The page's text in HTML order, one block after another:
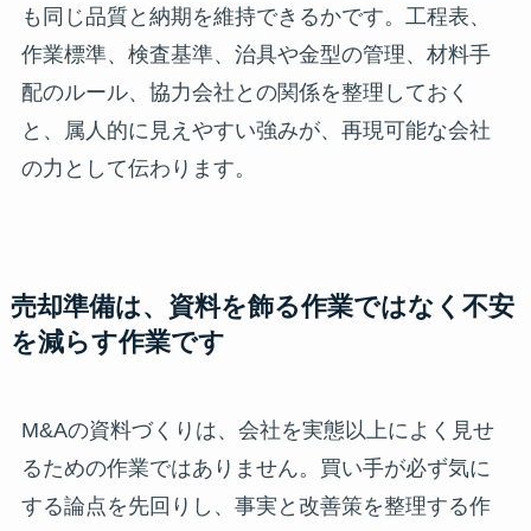
も同じ品質と納期を維持できるかです。工程表、
作業標準、検査基準、治具や金型の管理、材料手
配のルール、協力会社との関係を整理しておく
と、属人的に見えやすい強みが、再現可能な会社
の力として伝わります。
売却準備は、資料を飾る作業ではなく不安
を減らす作業です
M&Aの資料づくりは、会社を実態以上によく見せ
るための作業ではありません。買い手が必ず気に
する論点を先回りし、事実と改善策を整理する作